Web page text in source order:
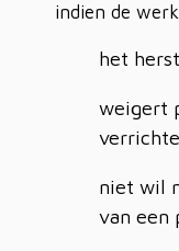
indien de
het
weigert
niet wil
van een